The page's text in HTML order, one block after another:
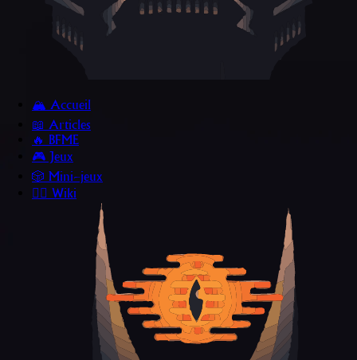
🏔️ Accueil
📖 Articles
🔥 BFME
🎮 Jeux
🎲 Mini~jeux
🧙‍♂️ Wiki